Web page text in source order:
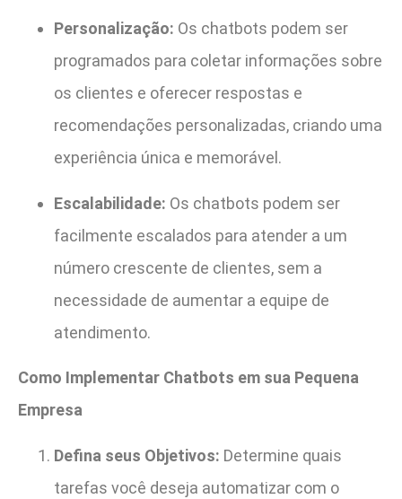
Personalização: Os chatbots podem ser
programados para coletar informações sobre
os clientes e oferecer respostas e
recomendações personalizadas, criando uma
experiência única e memorável.
Escalabilidade: Os chatbots podem ser
facilmente escalados para atender a um
número crescente de clientes, sem a
necessidade de aumentar a equipe de
atendimento.
Como Implementar Chatbots em sua Pequena
Empresa
Defina seus Objetivos: Determine quais
tarefas você deseja automatizar com o